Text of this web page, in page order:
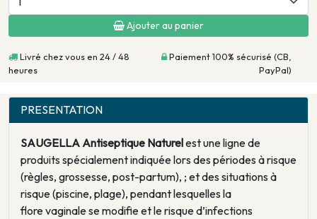
Ajouter au panier
Livré chez vous en 24 / 48
heures
Paiement 100% sécurisé (CB,
PayPal)
PRESENTATION
SAUGELLA Antiseptique Naturelest une ligne de
produits spécialement indiquée lors des périodes à risque
(règles, grossesse, post-partum), ; et des situations à
risque (piscine, plage), pendant lesquelles la
flore vaginale se modifie et le risque d’infections